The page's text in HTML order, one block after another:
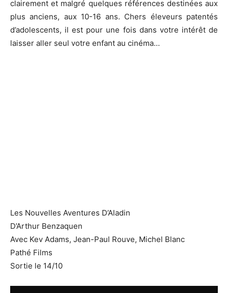
clairement et malgré quelques références destinées aux
plus anciens, aux 10-16 ans. Chers éleveurs patentés
d’adolescents, il est pour une fois dans votre intérêt de
laisser aller seul votre enfant au cinéma…
Les Nouvelles Aventures D’Aladin
D’Arthur Benzaquen
Avec Kev Adams, Jean-Paul Rouve, Michel Blanc
Pathé Films
Sortie le 14/10